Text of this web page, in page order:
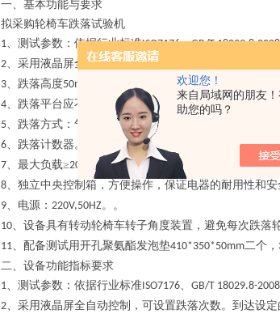
欢迎您！
来自局域网的朋友
助您的吗？
一、基本功能与要求
拟采购轮椅车跌落试验机
1、测试参数：依据行业标准ISO7176、GB/T 18029.8-2008
2、采用液晶屏全自动控制，可设置跌落次数。到达设
3、跌落高度50mm
4、跌落平台应不小于 1.2*1.3米；
5、跌落方式：气动
电磁铁；
6、跌落计数器。跌落次数1-999999
7、最大负载≥200KG。
8、独立中央控制箱，方便操作，保证电器的耐用性和安
9、电源： 220V,50HZ。。
10、设备具有转动轮椅车转子角度装置，避免每次跌
11、配备测试用开孔聚氨酯发泡垫410*350*50mm二个，
二、设备功能指标要求
1、测试参数：依据行业标准ISO7176、 GB/T 18029.8-2008
2、采用液晶屏全自动控制，可设置跌落次数。到达设